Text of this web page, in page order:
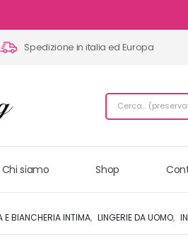
Spedizione in italia ed Europa
Chi siamo Shop
E BIANCHERIA INTIMA, LINGERIE DA UOMO,